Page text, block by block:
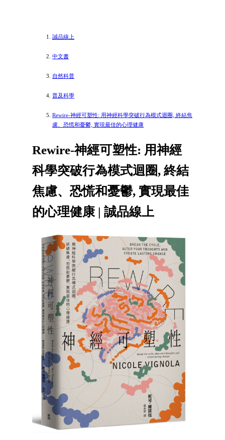
誠品線上
中文書
自然科普
普及科學
Rewire-神經可塑性: 用神經科學突破行為模式迴圈, 終結焦
慮、恐慌和憂鬱, 實現最佳的心理健康
Rewire-神經可塑性: 用神經
科學突破行為模式迴圈, 終結
焦慮、恐慌和憂鬱, 實現最佳
的心理健康 | 誠品線上